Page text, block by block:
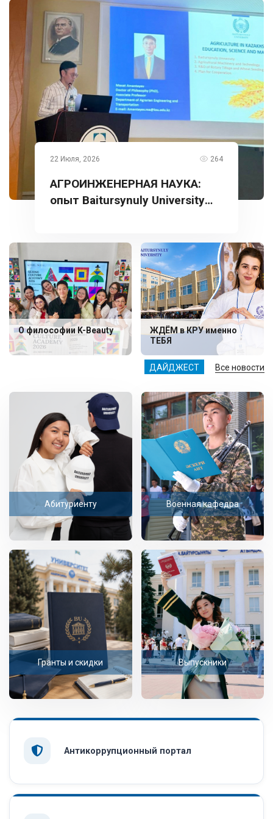
ДАЙДЖЕСТ Все новости
22 Июля, 2026 264
АГРОИНЖЕНЕРНАЯ НАУКА:
опыт Baitursynuly University
О философии K-Beauty
ЖДЁМ в КРУ именно
ТЕБЯ
Абитуриенту Военная кафедра
Гранты и скидки Выпускники
Антикоррупционный портал